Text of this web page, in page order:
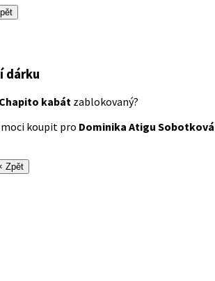
dárku
Chapito kabát zablokovaný?
koupit pro Dominika Atigu Sobotková
Zpět